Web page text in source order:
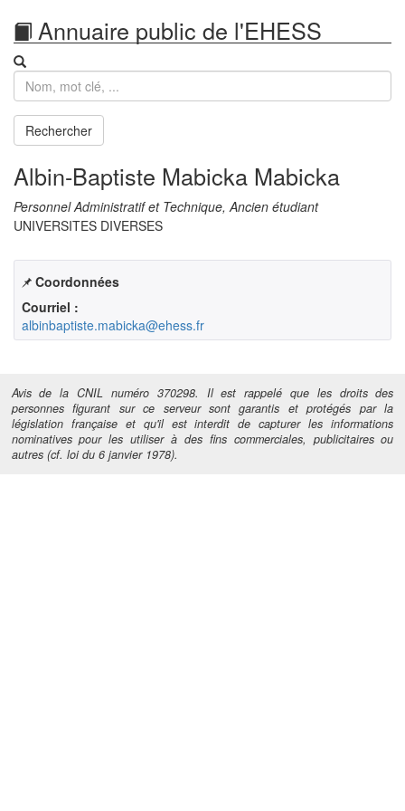
Annuaire public de l'EHESS
Recherche
Rechercher
Albin-Baptiste Mabicka Mabicka
Personnel Administratif et Technique, Ancien étudiant
UNIVERSITES DIVERSES
Coordonnées
Courriel :
albinbaptiste.mabicka@ehess.fr
Avis de la CNIL numéro 370298. Il est rappelé que les droits des
personnes figurant sur ce serveur sont garantis et protégés par la
législation française et qu'il est interdit de capturer les informations
nominatives pour les utiliser à des fins commerciales, publicitaires ou
autres (cf. loi du 6 janvier 1978).